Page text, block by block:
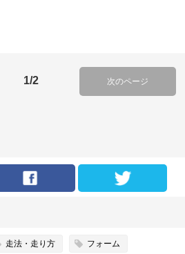
1/2 次のページ
走法・走り方 フォーム